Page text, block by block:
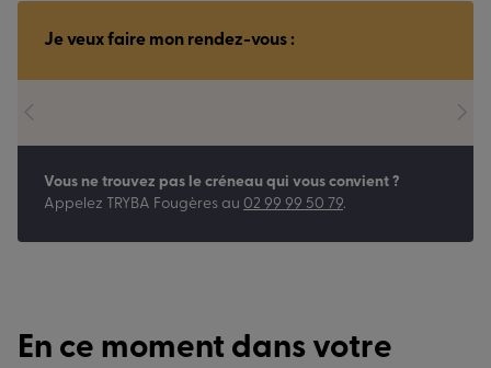
Je veux faire mon rendez-vous :
Vous ne trouvez pas le créneau qui vous convient ?
Appelez TRYBA Fougères au 02 99 99 50 79.
En ce moment dans votre